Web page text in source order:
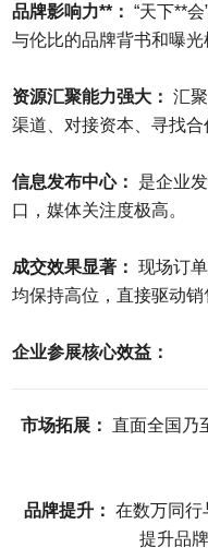
品牌影响力**： “天下**
与伦比的品牌背书和曝光
资源汇聚能力强大： 汇
渠道、对接资本、寻找合
信息发布中心：
是企业
口，媒体关注度极高。
成交效果显著： 现场订
均保持高位，直接驱动销
企业参展核心效益：
市场拓展： 直面全国乃
品牌提升： 在数万同行
提升品